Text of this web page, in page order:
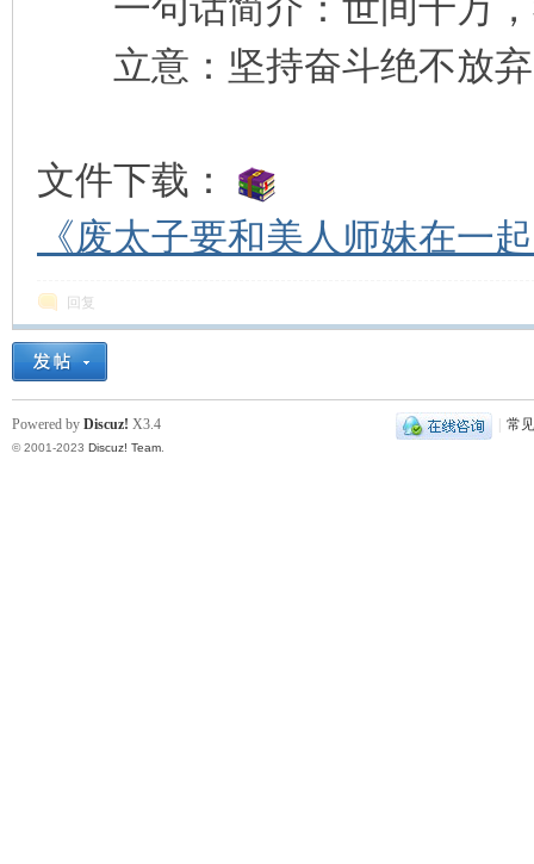
立意：坚持奋斗绝不放弃
文件下载：
《废太子要和美人师妹在一
回复
常
Powered by Discuz! X3.4
© 2001-2023 Discuz! Team